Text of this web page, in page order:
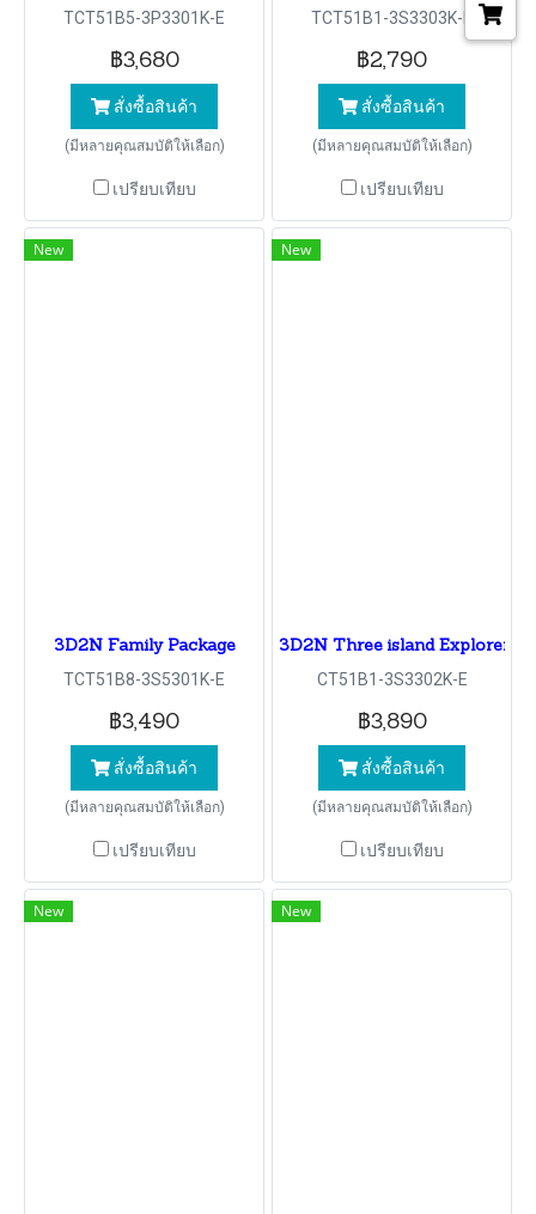
TCT51B5-3P3301K-E
฿3,680
สั่งซื้อสินค้า
(มีหลายคุณสมบัติให้เลือก)
เปรียบเทียบ
TCT51B1-3S3303K-E
฿2,790
สั่งซื้อสินค้า
(มีหลายคุณสมบัติให้เลือก)
เปรียบเทียบ
New
3D2N Family Package
TCT51B8-3S5301K-E
฿3,490
สั่งซื้อสินค้า
(มีหลายคุณสมบัติให้เลือก)
เปรียบเทียบ
New
3D2N Three island Explorer
CT51B1-3S3302K-E
฿3,890
สั่งซื้อสินค้า
(มีหลายคุณสมบัติให้เลือก)
เปรียบเทียบ
New New